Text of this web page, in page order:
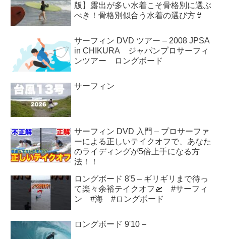
版】露出が多い水着こそ骨格別に選ぶ
べき！骨格別似合う水着の選び方👙
サーフィン DVD ツアー – 2008 JPSA
in CHIKURA ジャパンプロサーフィ
ンツアー ロングボード
サーフィン
サーフィン DVD 入門 – プロサーファ
ーによる正しいテイクオフで、あなた
のライディングが5倍上手になる方
法！！
ロングボード 8'5 – ギリギリまで待っ
て楽々余裕テイクオフ🛫 #サーフィ
ン #海 #ロングボード
ロングボード 9'10 –